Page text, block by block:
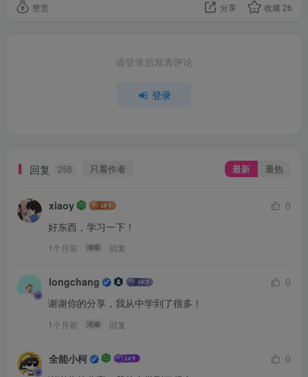
赞赏 分享 收藏 26
请登录后发表评论
登录
回复 258 只看作者 最新 最热
xiaoy
0
好东西，学习一下！
1个月前 湖南 回复
longchang
0
谢谢你的分享，我从中学到了很多！
1个月前 河南 回复
全能小柯
0